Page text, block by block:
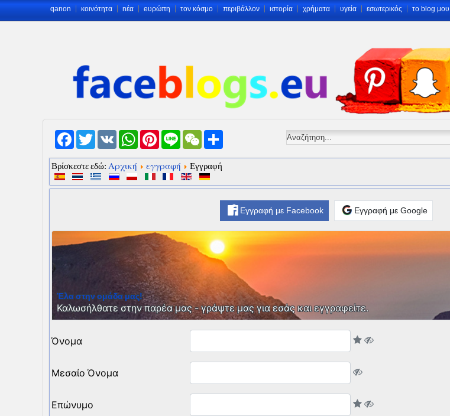
qanon κοινότητα nέα eυρώπη τον κόσμο περιβάλλον ιστορία χρήματα υγεία εσωτερικός το blog μου
Facebook
Twitter VK WhatsAppPinterestLine WeChat
Βρίσκεστε εδώ: Αρχική εγγραφή Εγγραφή
Εγγραφή με Facebook Εγγραφή με Google
Έλα στην ομάδα μας!
Καλωσήλθατε στην παρέα μας - γράψτε μας για εσάς και εγγραφείτε.
Όνομα
Μεσαίο Όνομα
Επώνυμο